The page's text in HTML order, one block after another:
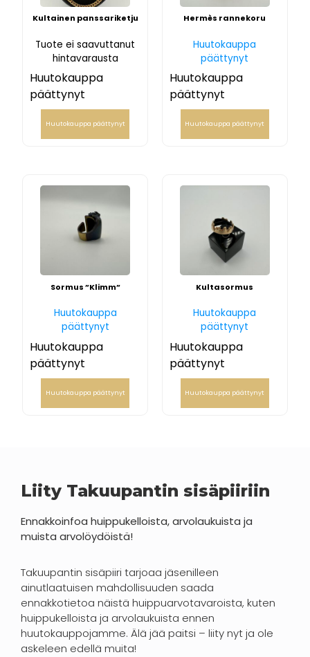
Kultainen panssariketju
Tuote ei saavuttanut
hintavarausta
Huutokauppa
päättynyt
Huutokauppa päättynyt
Hermès rannekoru
Huutokauppa
päättynyt
Huutokauppa
päättynyt
Huutokauppa päättynyt
Sormus ”Klimm”
Huutokauppa
päättynyt
Huutokauppa
päättynyt
Huutokauppa päättynyt
Kultasormus
Huutokauppa
päättynyt
Huutokauppa
päättynyt
Huutokauppa päättynyt
Liity Takuupantin sisäpiiriin
Ennakkoinfoa huippukelloista, arvolaukuista ja
muista arvolöydöistä!
Takuupantin sisäpiiri tarjoaa jäsenilleen
ainutlaatuisen mahdollisuuden saada
ennakkotietoa näistä huippuarvotavaroista, kuten
huippukelloista ja arvolaukuista ennen
huutokauppojamme. Älä jää paitsi – liity nyt ja ole
askeleen edellä muita!